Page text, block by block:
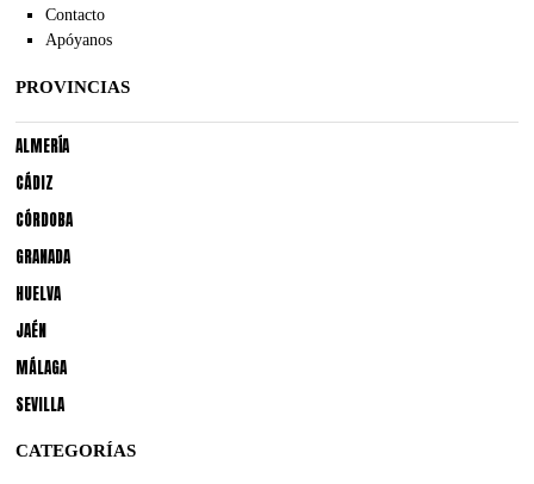
Contacto
Apóyanos
PROVINCIAS
ALMERÍA
CÁDIZ
CÓRDOBA
GRANADA
HUELVA
JAÉN
MÁLAGA
SEVILLA
CATEGORÍAS